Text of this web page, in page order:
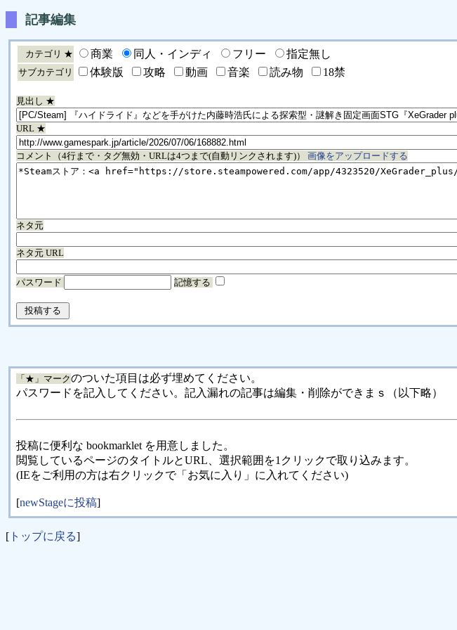
記事編集
カテゴリ ★ 商業 同人・インディ フリー 指定無し
サブカテゴリ 体験版 攻略 動画 音楽 読み物 18禁
見出し ★
URL ★
コメント（4行まで・タグ無効・URLは4つまで(自動リンクされます)） 画像をアップロードする
ネタ元
ネタ元 URL
パスワード 記憶する
「★」マークのついた項目は必ず埋めてください。
パスワードを記入してください。記入漏れの記事は編集・削除ができまｓ（以下略）
投稿に便利な bookmarklet を用意しました。
閲覧しているページのタイトルとURL、選択範囲を1クリックで取り込みます。
(IEをご利用の方は右クリックで「お気に入り」に入れてください)
[newStageに投稿]
[ トップに戻る]